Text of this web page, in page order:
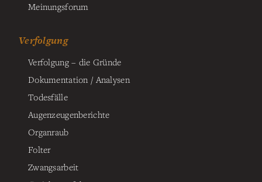
Meinungsforum
Verfolgung
Verfolgung – die Gründe
Dokumentation / Analysen
Todesfälle
Augenzeugenberichte
Organraub
Folter
Zwangsarbeit